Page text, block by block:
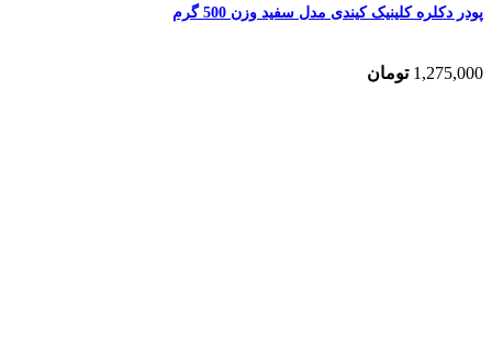
پودر دکلره کلینیک کیندی مدل سفید وزن 500 گرم
1,275,000 تومان